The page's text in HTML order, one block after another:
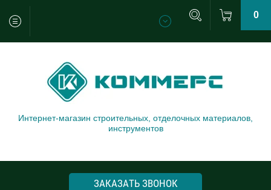
0
Интернет-магазин строительных, отделочных материалов,
инструментов
ЗАКАЗАТЬ ЗВОНОК